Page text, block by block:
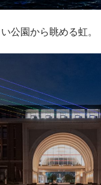
公園から眺める虹。